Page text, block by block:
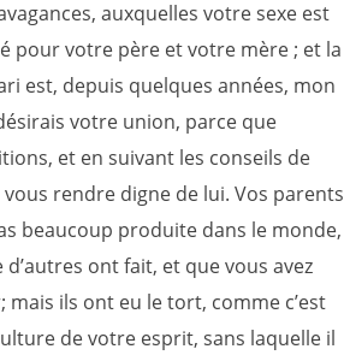
auxquelles votre sexe est
pour votre père et votre mère ; et la
est, depuis quelques années, mon
votre union, parce que
et en suivant les conseils de
rendre digne de lui. Vos parents
beaucoup produite dans le monde,
ont fait, et que vous avez
mais ils ont eu le tort, comme c’est
de votre esprit, sans laquelle il